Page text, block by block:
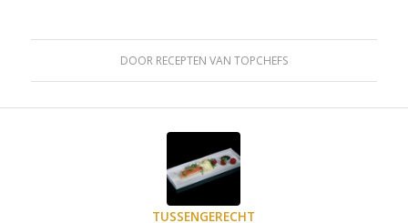
DOOR RECEPTEN VAN TOPCHEFS
TUSSENGERECHT